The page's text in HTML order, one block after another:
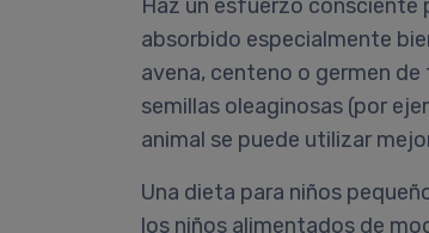
Haz un esfuerzo consciente
absorbido especialmente
avena, centeno o germen
semillas oleaginosas (por
animal se puede utilizar
Una dieta para niños
los niños alimentados de